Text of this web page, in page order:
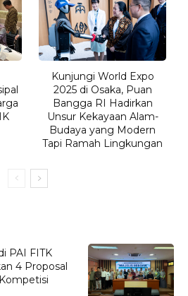
Kunjungi World Expo
2025 di Osaka, Puan
Bangga RI Hadirkan
Unsur Kekayaan Alam-
Budaya yang Modern
Tapi Ramah Lingkungan
PAI FITK
4 Proposal